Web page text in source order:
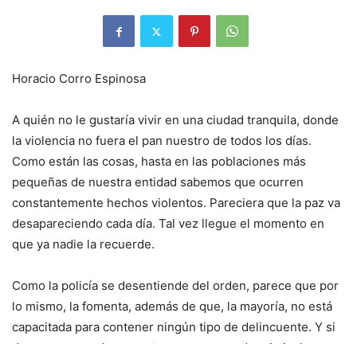
Horacio Corro Espinosa
A quién no le gustaría vivir en una ciudad tranquila, donde
la violencia no fuera el pan nuestro de todos los días.
Como están las cosas, hasta en las poblaciones más
pequeñas de nuestra entidad sabemos que ocurren
constantemente hechos violentos. Pareciera que la paz va
desapareciendo cada día. Tal vez llegue el momento en
que ya nadie la recuerde.
Como la policía se desentiende del orden, parece que por
lo mismo, la fomenta, además de que, la mayoría, no está
capacitada para contener ningún tipo de delincuente. Y si